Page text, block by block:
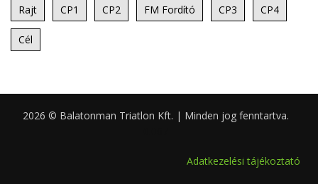
Rajt CP1 CP2 FM Fordító CP3 CP4
Cél
2026 © Balatonman Triatlon Kft. | Minden jog fenntartva.
Adatkezelési tájékoztató